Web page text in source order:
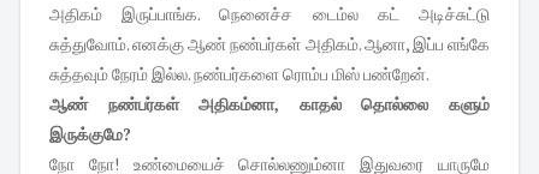
அதிகம் இருப்பாங்க. நெனைச்ச டைம்ல கட் அடிச்சுட்டு
சுத்துவோம். எனக்கு ஆண் நண்பர்கள் அதிகம். ஆனா, இப்ப எங்கே
சுத்தவும் நேரம் இல்ல. நண்பர்களை ரொம்ப மிஸ் பண்றேன்.
ஆண் நண்பர்கள் அதிகம்னா, காதல் தொல்லை களும்
இருக்குமே?
நோ நோ! உண்மையைச் சொல்லணும்னா இதுவரை யாருமே